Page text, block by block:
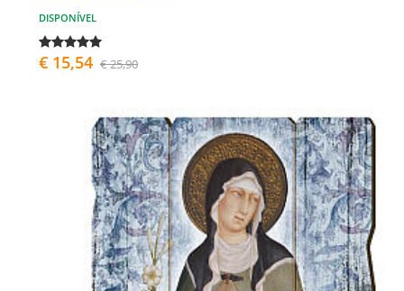
DISPONÍVEL
€ 15,54 € 25,90